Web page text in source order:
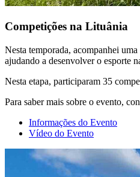
Competições na Lituânia
Nesta temporada, acompanhei
ajudando a desenvolver o esporte
Nesta etapa, participaram 35
Para saber mais sobre o evento,
Informações do Evento
Vídeo do Evento